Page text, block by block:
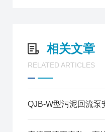
相关文章
RELATED ARTICLES